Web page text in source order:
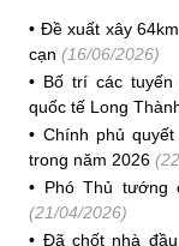
• Đề xuất xây
cạn (16/06/2026)
• Bố trí các
quốc tế Long
• Chính phủ
trong năm 2026
• Phó Thủ tướng
(21/04/2026)
• Đã chốt nhà